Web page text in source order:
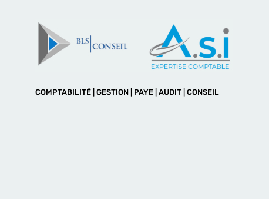
COMPTABILITÉ | GESTION | PAYE | AUDIT | CONSEIL